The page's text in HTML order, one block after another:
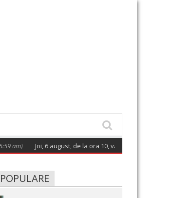
Joi, 6 august, de la ora 10, va avea loc ședința
POPULARE